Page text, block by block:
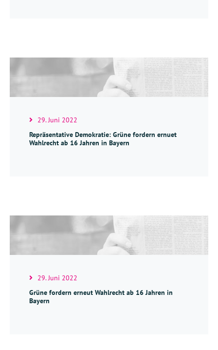
29. Juni 2022
Repräsentative Demokratie: Grüne fordern ernuet
Wahlrecht ab 16 Jahren in Bayern
29. Juni 2022
Grüne fordern erneut Wahlrecht ab 16 Jahren in
Bayern